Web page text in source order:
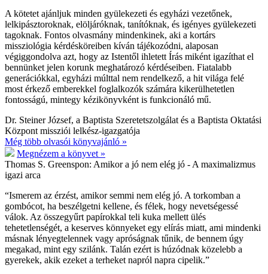
A kötetet ajánljuk minden gyülekezeti és egyházi vezetőnek,
lelkipásztoroknak, elöljáróknak, tanítóknak, és igényes gyülekezeti
tagoknak. Fontos olvasmány mindenkinek, aki a kortárs
missziológia kérdésköreiben kíván tájékozódni, alaposan
végiggondolva azt, hogy az Istentől ihletett Írás miként igazíthat el
bennünket jelen korunk meghatározó kérdéseiben. Fiatalabb
generációkkal, egyházi múlttal nem rendelkező, a hit világa felé
most érkező emberekkel foglalkozók számára kikerülhetetlen
fontosságú, mintegy kézikönyvként is funkcionáló mű.
Dr. Steiner József, a Baptista Szeretetszolgálat és a Baptista Oktatási
Központ missziói lelkész-igazgatója
Még több olvasói könyvajánló »
Megnézem a könyvet »
Thomas S. Greenspon: Amikor a jó nem elég jó - A maximalizmus
igazi arca
“Ismerem az érzést, amikor semmi nem elég jó. A torkomban a
gombócot, ha beszélgetni kellene, és félek, hogy nevetségessé
válok. Az összegyűrt papírokkal teli kuka mellett ülés
tehetetlenségét, a keserves könnyeket egy elírás miatt, ami mindenki
másnak lényegtelennek vagy apróságnak tűnik, de bennem úgy
megakad, mint egy szilánk. Talán ezért is húzódnak közelebb a
gyerekek, akik ezeket a terheket napról napra cipelik.”